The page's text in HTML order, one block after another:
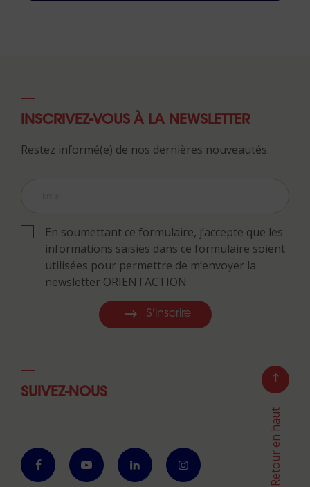
INSCRIVEZ-VOUS À LA NEWSLETTER
Restez informé(e) de nos dernières nouveautés.
En soumettant ce formulaire, j’accepte que les
informations saisies dans ce formulaire soient
utilisées pour permettre de m’envoyer la
newsletter ORIENTACTION
S'inscrire
SUIVEZ-NOUS
Retour en haut